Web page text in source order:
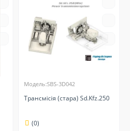
Модель:SBS-3D042
Трансмісія (стара) Sd.Kfz.250
(0)